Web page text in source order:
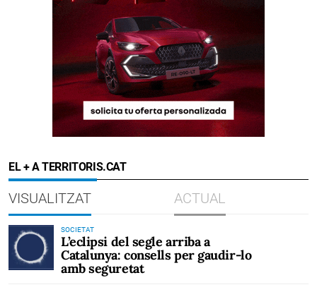
EL + A TERRITORIS.CAT
VISUALITZAT ACTUAL
SOCIETAT
L’eclipsi del segle arriba a
Catalunya: consells per gaudir-lo
amb seguretat